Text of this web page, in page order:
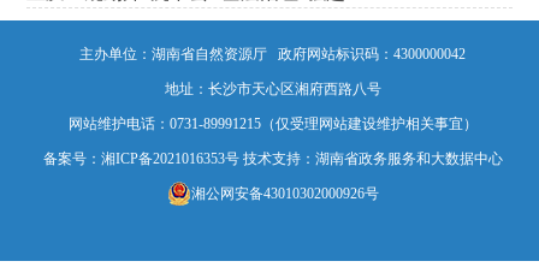
主办单位：湖南省自然资源厅 政府网站标识码：4300000042
地址：长沙市天心区湘府西路八号
网站维护电话：0731-89991215（仅受理网站建设维护相关事宜）
备案号：湘ICP备2021016353号技术支持：湖南省政务服务和大数据中心
湘公网安备43010302000926号